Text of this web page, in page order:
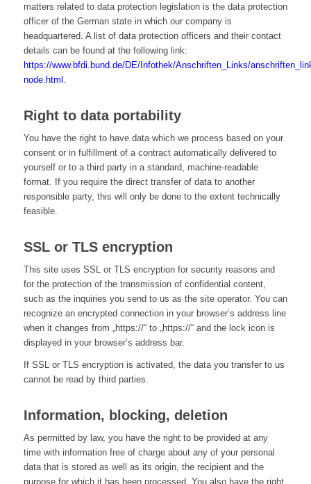
matters related to data protection legislation is the data protection
officer of the German state in which our company is
headquartered. A list of data protection officers and their contact
details can be found at the following link:
https://www.bfdi.bund.de/DE/Infothek/Anschriften_Links/
node.html
Right to data portability
You have the right to have data which we process based on your
consent or in fulfillment of a contract automatically delivered to
yourself or to a third party in a standard, machine-readable
format. If you require the direct transfer of data to another
responsible party, this will only be done to the extent technically
feasible.
SSL or TLS encryption
This site uses SSL or TLS encryption for security reasons and
for the protection of the transmission of confidential content,
such as the inquiries you send to us as the site operator. You can
recognize an encrypted connection in your browser’s address line
when it changes from „https://“ to „https://“ and the lock icon is
displayed in your browser’s address bar.
If SSL or TLS encryption is activated, the data you transfer to us
cannot be read by third parties.
Information, blocking, deletion
As permitted by law, you have the right to be provided at any
time with information free of charge about any of your personal
data that is stored as well as its origin, the recipient and the
purpose for which it has been processed. You also have the right